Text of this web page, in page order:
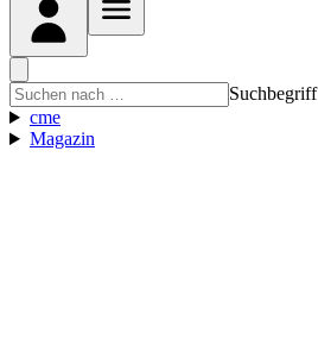
Suchbegriff
cme
Magazin